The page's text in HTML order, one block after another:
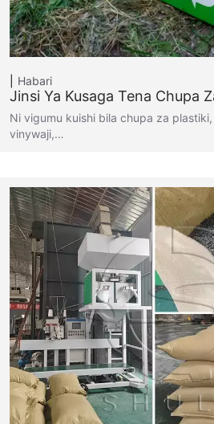
Habari
Jinsi Ya Kusaga Tena Chupa
Ni vigumu kuishi bila chupa za
vinywaji,…